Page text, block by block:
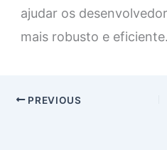
ajudar os
mais robusto e eficiente.
PREVIOUS